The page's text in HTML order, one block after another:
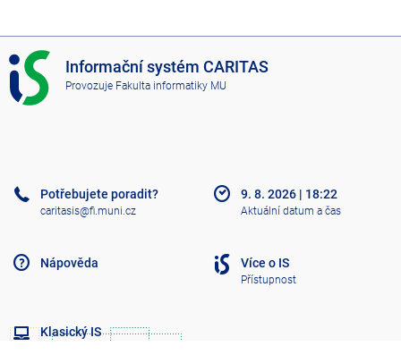
I
S
C
A
Informační systém CARITAS
Provozuje Fakulta informatiky MU
Potřebujete poradit?
caritasis@fi.muni.cz
Nápověda
Klasický IS
9. 8. 2026 | 18:22
Aktuální datum a čas
Více o IS
Přístupnost